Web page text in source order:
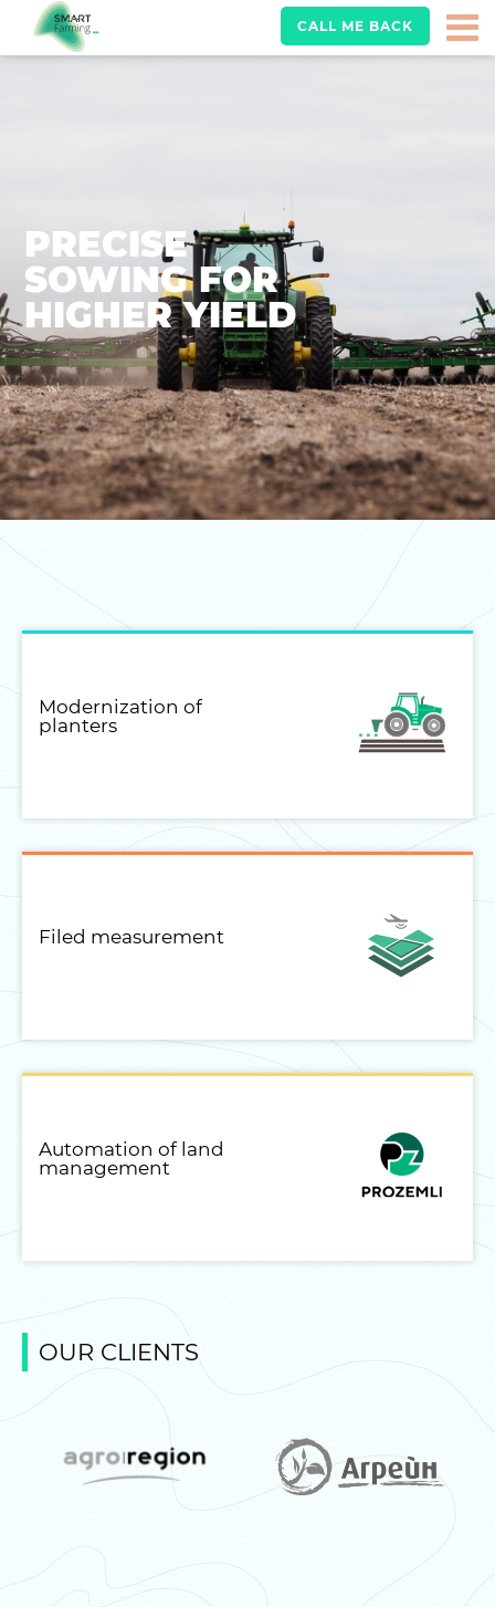
CALL ME BACK
PRECISE
SOWING FOR
HIGHER YIELD
Modernization of
planters
Filed measurement
Automation of land
management
OUR CLIENTS